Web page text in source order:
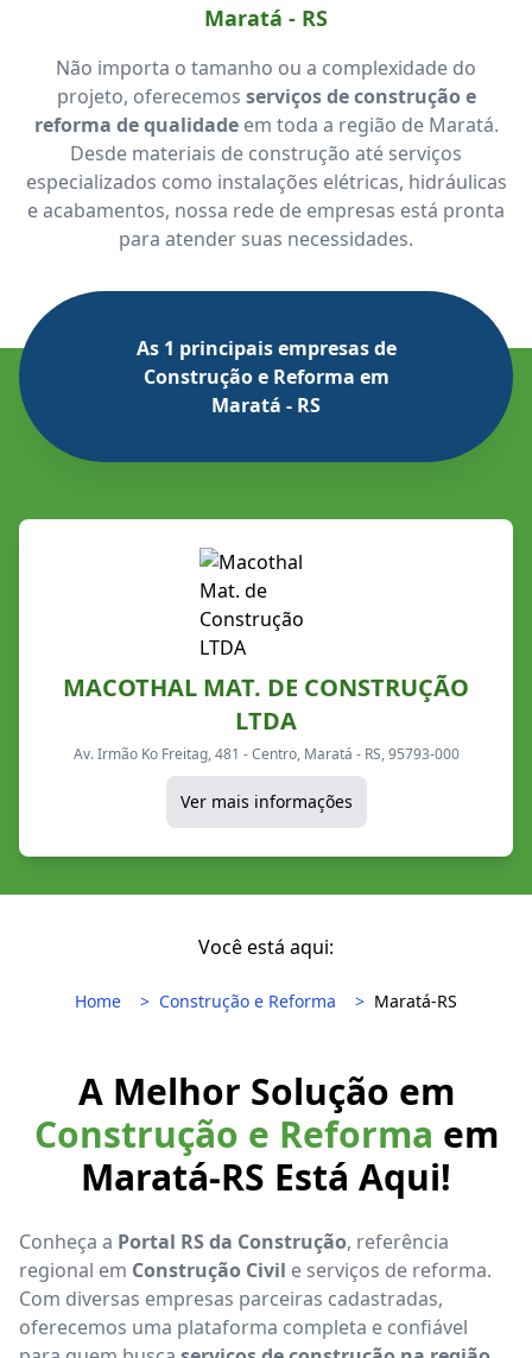
Maratá - RS
Não importa o tamanho ou a complexidade do
projeto, oferecemos serviços de construção e
reforma de qualidadeem toda a região de Maratá.
Desde materiais de construção até serviços
especializados como instalações elétricas, hidráulicas
e acabamentos, nossa rede de empresas está pronta
para atender suas necessidades.
As 1 principais empresas de
Construção e Reforma em
Maratá - RS
MACOTHAL MAT. DE CONSTRUÇÃO
LTDA
Av. Irmão Ko Freitag, 481 - Centro, Maratá - RS, 95793-000
Ver mais informações
Você está aqui:
Home Construção e Reforma Maratá-RS
A Melhor Solução em
Construção e Reforma em
Maratá-RS Está Aqui!
Conheça a Portal RS da Construção, referência
regional em Construção Civil e serviços de reforma.
Com diversas empresas parceiras cadastradas,
oferecemos uma plataforma completa e confiável